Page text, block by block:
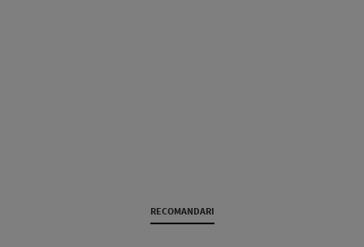
RECOMANDARI